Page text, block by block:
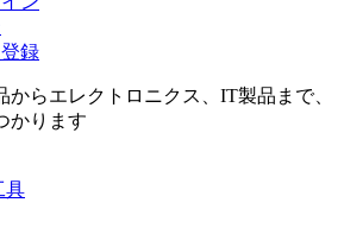
らエレクトロニクス、IT製品まで、
かります
具